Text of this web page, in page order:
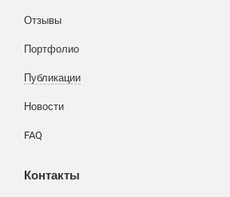
Отзывы
Портфолио
Публикации
Новости
FAQ
Контакты
Разное
WEB и технологии